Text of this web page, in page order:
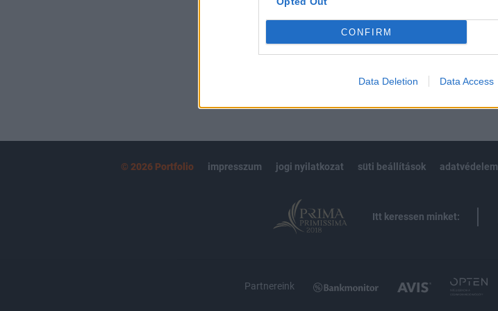
CONFIRM
Data Deletion Data Access
Előfizetés
BEJELENTKEZÉS
© 2026 Portfolio impresszum jogi nyilatkozat süti beállítások adatvédelem
Itt keressen minket:
Partnereink